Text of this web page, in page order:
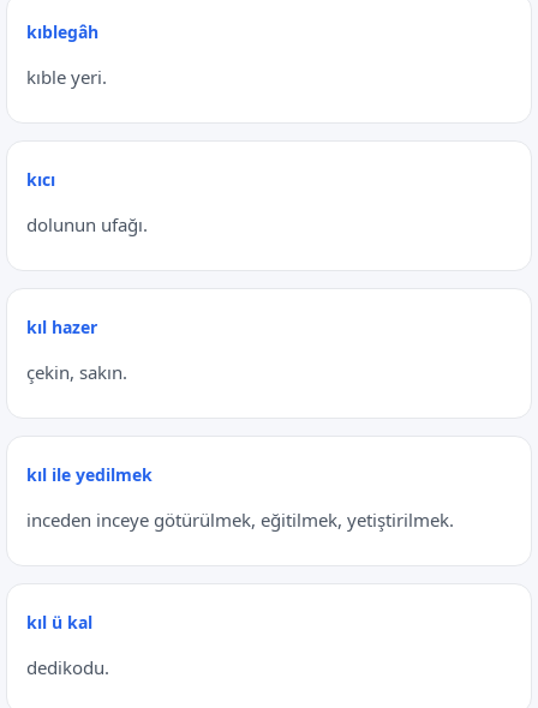
kıblegâh
kıble yeri.
kıcı
dolunun ufağı.
kıl hazer
çekin, sakın.
kıl ile yedilmek
inceden inceye götürülmek, eğitilmek, yetiştirilmek.
kıl ü kal
dedikodu.